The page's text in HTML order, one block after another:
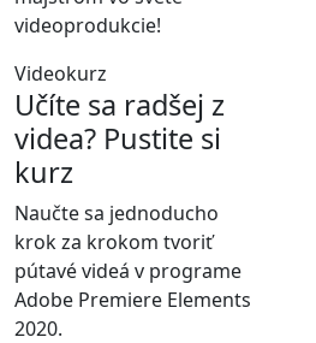
videoprodukcie!
Videokurz
Učíte sa radšej z
videa? Pustite si
kurz
Naučte sa jednoducho
krok za krokom tvoriť
pútavé videá v programe
Adobe Premiere Elements
2020.